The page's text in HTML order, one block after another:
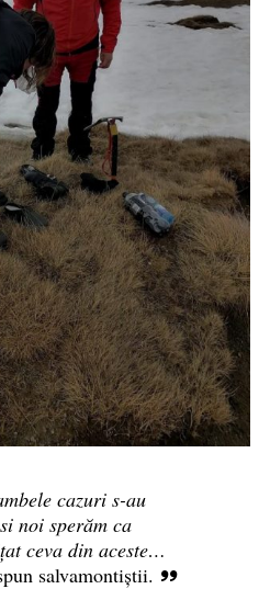
cazuri s-au
noi sperăm ca
ceva din aceste…
salvamontiștii.